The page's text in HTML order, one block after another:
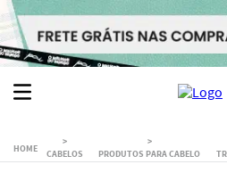
CABELOS PRODUTOS PARA CABELO